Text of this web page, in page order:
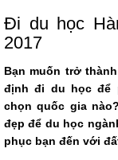
Đi du học
2017
Bạn muốn trở
định đi du học để
chọn quốc gia
đẹp để du học
phục bạn đến với